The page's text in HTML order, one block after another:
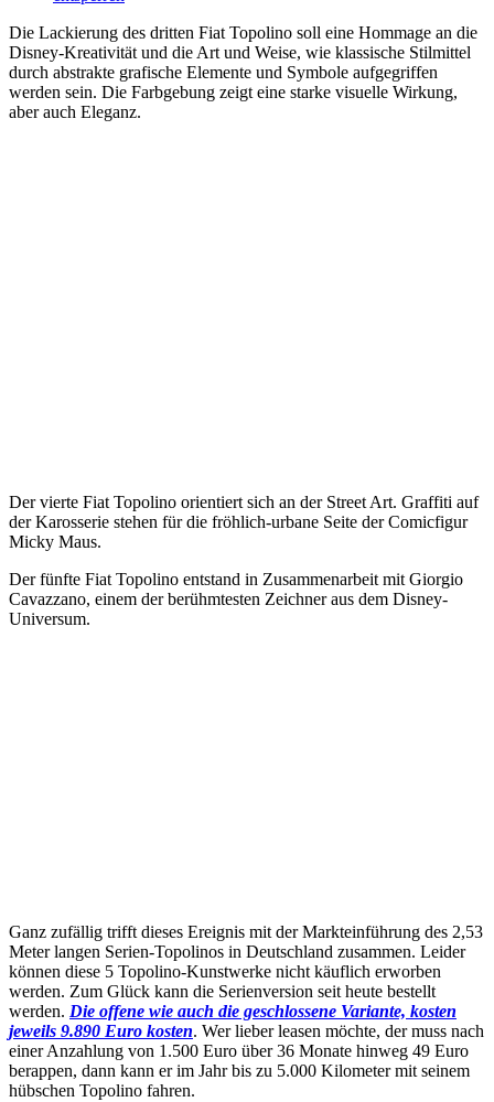
Die Lackierung des dritten Fiat Topolino soll eine Hommage an die
Disney-Kreativität und die Art und Weise, wie klassische Stilmittel
durch abstrakte grafische Elemente und Symbole aufgegriffen
werden sein. Die Farbgebung zeigt eine starke visuelle Wirkung,
aber auch Eleganz.
Der vierte Fiat Topolino orientiert sich an der Street Art. Graffiti auf
der Karosserie stehen für die fröhlich-urbane Seite der Comicfigur
Micky Maus.
Der fünfte Fiat Topolino entstand in Zusammenarbeit mit Giorgio
Cavazzano, einem der berühmtesten Zeichner aus dem Disney-
Universum.
Ganz zufällig trifft dieses Ereignis mit der Markteinführung des 2,53
Meter langen Serien-Topolinos in Deutschland zusammen. Leider
können diese 5 Topolino-Kunstwerke nicht käuflich erworben
werden. Zum Glück kann die Serienversion seit heute bestellt
werden. Die offene wie auch die geschlossene Variante, kosten
jeweils 9.890 Euro kosten. Wer lieber leasen möchte, der muss nach
einer Anzahlung von 1.500 Euro über 36 Monate hinweg 49 Euro
berappen, dann kann er im Jahr bis zu 5.000 Kilometer mit seinem
hübschen Topolino fahren.